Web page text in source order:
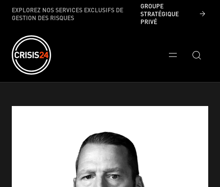
EXPLOREZ NOS SERVICES EXCLUSIFS DE
GESTION DES RISQUES
GROUPE
STRATÉGIQUE
PRIVÉ